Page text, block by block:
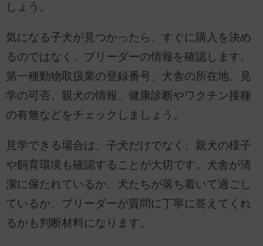
しょう。
気になる子犬が見つかったら、すぐに購入を決め
るのではなく、ブリーダーの情報を確認します。
第一種動物取扱業の登録番号、犬舎の所在地、見
学の可否、親犬の情報、健康診断やワクチン接種
の有無などをチェックしましょう。
見学できる場合は、子犬だけでなく、親犬の様子
や飼育環境も確認することが大切です。犬舎が清
潔に保たれているか、犬たちが落ち着いて過ごし
ているか、ブリーダーが質問に丁寧に答えてくれ
るかも判断材料になります。